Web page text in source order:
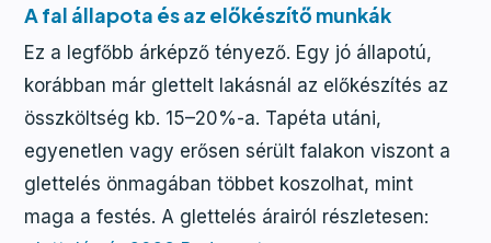
A fal állapota és az előkészítő munkák
Ez a legfőbb árképző tényező. Egy jó állapotú,
korábban már glettelt lakásnál az előkészítés az
összköltség kb. 15–20%-a. Tapéta utáni,
egyenetlen vagy erősen sérült falakon viszont a
glettelés önmagában többet koszolhat, mint
maga a festés. A glettelés árairól részletesen: